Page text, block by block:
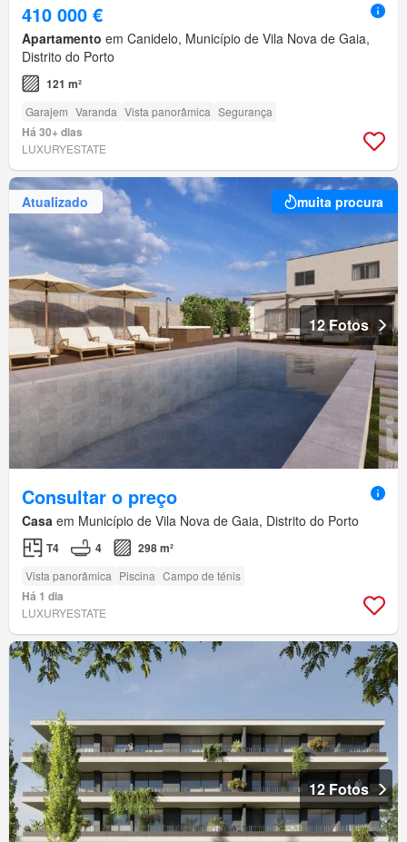
410 000 €
Apartamento em Canidelo, Município de Vila Nova de Gaia,
Distrito do Porto
121 m²
Garajem Varanda Vista panorâmica Segurança
Há 30+ dias
LUXURYESTATE
Atualizado muita procura
12 Fotos
Consultar o preço
Casa em Município de Vila Nova de Gaia, Distrito do Porto
T4 4 298 m²
Vista panorâmica Piscina Campo de ténis
Há 1 dia
LUXURYESTATE
12 Fotos